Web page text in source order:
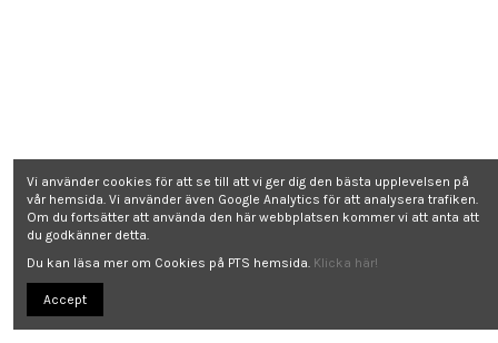
Vi använder cookies för att se till att vi ger dig den bästa upplevelsen på
vår hemsida. Vi använder även Google Analytics för att analysera trafiken.
Om du fortsätter att använda den här webbplatsen kommer vi att anta att
du godkänner detta.
Du kan läsa mer om Cookies på PTS hemsida. Klicka här!
Accept